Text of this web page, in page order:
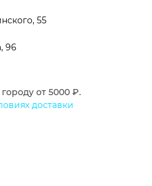
55
96
от 5000 ₽.
доставки